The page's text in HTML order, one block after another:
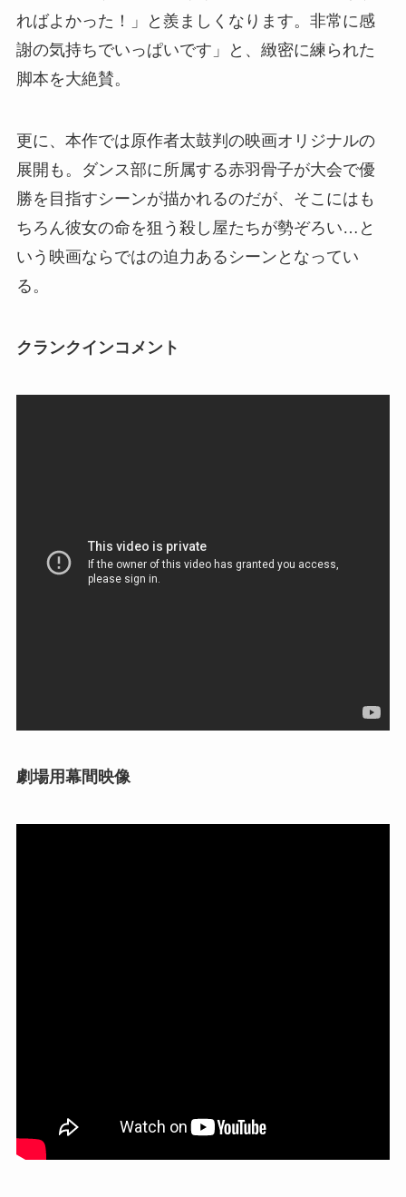
ればよかった！」と羨ましくなります。非常に感
謝の気持ちでいっぱいです」と、緻密に練られた
脚本を大絶賛。
更に、本作では原作者太鼓判の映画オリジナルの
展開も。ダンス部に所属する赤羽骨子が大会で優
勝を目指すシーンが描かれるのだが、そこにはも
ちろん彼女の命を狙う殺し屋たちが勢ぞろい…と
いう映画ならではの迫力あるシーンとなってい
る。
クランクインコメント
劇場用幕間映像